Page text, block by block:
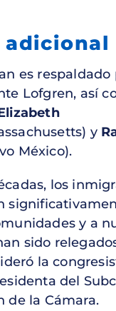
adicional
es respaldado
Lofgren, así
y
México).
los
y a
sido
la
del
de la Cámara.